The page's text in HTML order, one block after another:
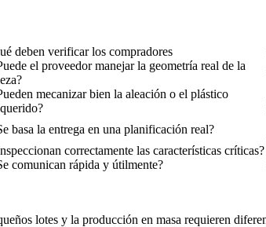
deben verificar los compradores
el proveedor manejar la geometría real de la
mecanizar bien la aleación o el plástico
basa la entrega en una planificación real?
correctamente las características críticas?
comunican rápida y útilmente?
lotes y la producción en masa requieren